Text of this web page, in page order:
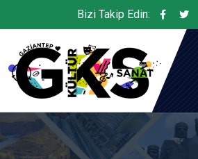
Bizi Takip Edin: